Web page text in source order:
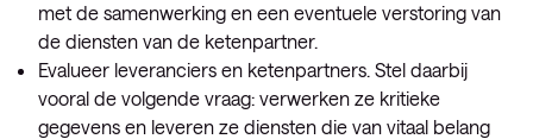
met de samenwerking en een eventuele verstoring van
de diensten van de ketenpartner.
Evalueer leveranciers en ketenpartners. Stel daarbij
vooral de volgende vraag: verwerken ze kritieke
gegevens en leveren ze diensten die van vitaal belang